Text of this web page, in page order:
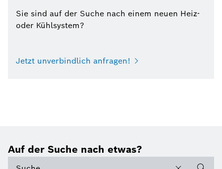
Sie sind auf der Suche nach einem neuen Heiz-
oder Kühlsystem?
Jetzt unverbindlich anfragen!
Auf der Suche nach etwas?